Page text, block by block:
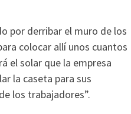
por derribar el muro de los
colocar allí unos cuantos
el solar que la empresa
la caseta para sus
los trabajadores”.